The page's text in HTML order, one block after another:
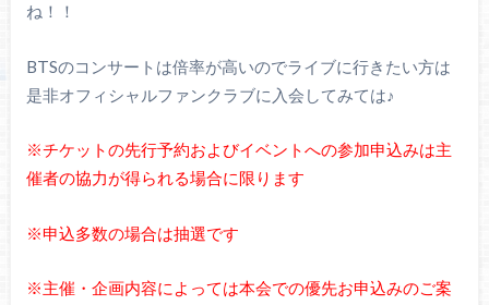
ね！！
BTSのコンサートは倍率が高いのでライブに行きたい方は
是非オフィシャルファンクラブに入会してみては♪
※チケットの先行予約およびイベントへの参加申込みは主
催者の協力が得られる場合に限ります
※申込多数の場合は抽選です
※主催・企画内容によっては本会での優先お申込みのご案